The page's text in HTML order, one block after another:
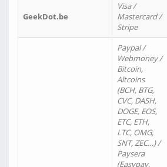
GeekDot.be
Visa /
Mastercard /
Stripe
Paypal /
Webmoney /
Bitcoin,
Altcoins
(BCH, BTG,
CVC, DASH,
DOGE, EOS,
ETC, ETH,
LTC, OMG,
SNT, ZEC…) /
Paysera
(Easypay,